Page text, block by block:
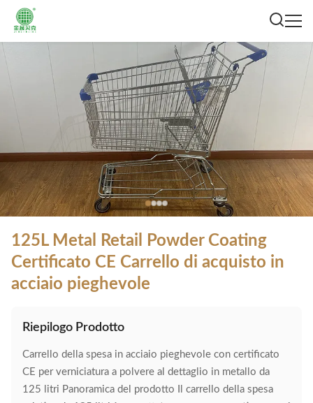
125L Metal Retail Powder Coating
Certificato CE Carrello di acquisto in
acciaio pieghevole
Riepilogo Prodotto
Carrello della spesa in acciaio pieghevole con certificato
CE per verniciatura a polvere al dettaglio in metallo da
125 litri Panoramica del prodotto Il carrello della spesa